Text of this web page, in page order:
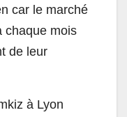
car le marché
chaque mois
de leur
à Lyon